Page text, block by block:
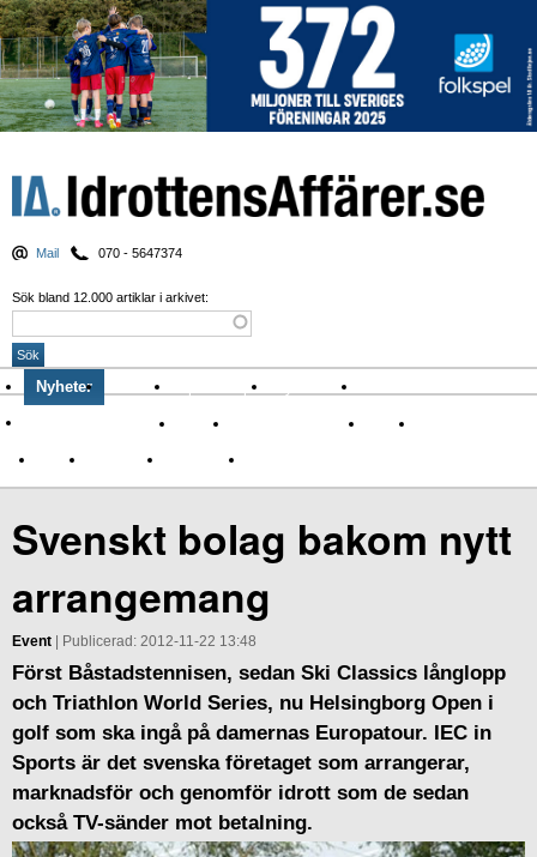
Mail 070 - 5647374
Sök bland 12.000 artiklar i arkivet:
Nyheter Krönikor Sport & spel Nyhetsbrev
Om Idrottens Affärer
Affärer I spåren av Corona Arena
Namn Sponsring TV-nyheter
Svenskt bolag bakom nytt
arrangemang
Event | Publicerad: 2012-11-22 13:48
Först Båstadstennisen, sedan Ski Classics långlopp
och Triathlon World Series, nu Helsingborg Open i
golf som ska ingå på damernas Europatour. IEC in
Sports är det svenska företaget som arrangerar,
marknadsför och genomför idrott som de sedan
också TV-sänder mot betalning.